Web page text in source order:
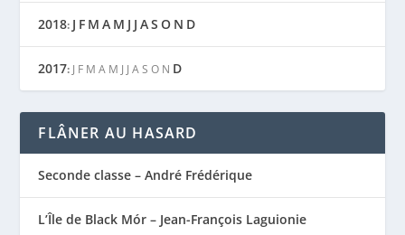
2018: J F M A M J J AS O N D
2017: J F M A M J J A S O N D
FLÂNER AU HASARD
Seconde classe – André Frédérique
L’Île de Black Mór – Jean-François Laguionie